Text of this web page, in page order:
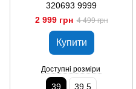
320693 9999
2 999 грн 4 499 грн
Купити
Доступні розміри
39 39,5